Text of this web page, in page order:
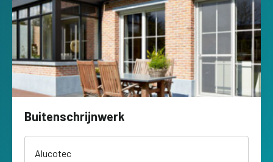
Buitenschrijnwerk
Alucotec